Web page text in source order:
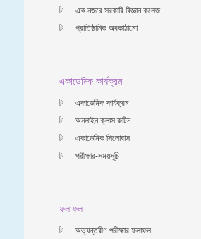
এক নজরে সরকারি বিজ্ঞান কলেজ
প্রাতিষ্ঠানিক অবকাঠামো
একাডেমিক কার্যক্রম
একাডেমিক কার্যক্রম
অনলাইন ক্লাস রুটিন
একাডেমিক সিলোবাস
পরীক্ষার-সময়সূচি
ফলাফল
অভ্যন্তরীণ পরীক্ষার ফলাফল